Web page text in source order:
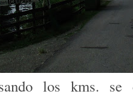
los kms. se